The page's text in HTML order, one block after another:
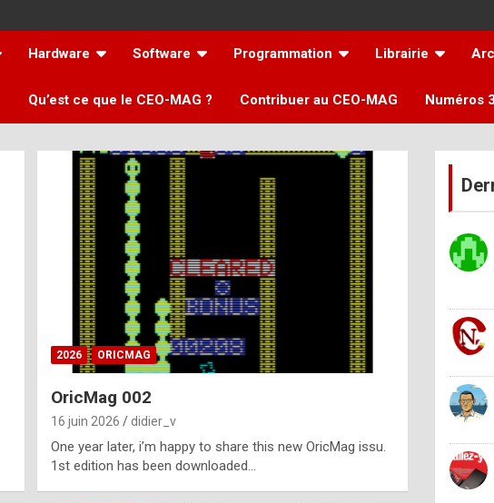
Hardware Software Programmation Librairie
Qu’est ce que le CEO-MAG ? Contribuer au CEO-MAG Numéros
2026 ORICMAG
OricMag 002
16 juin 2026 didier_v
One year later, i’m happy to share this new OricMag issu.
1st edition has been downloaded…